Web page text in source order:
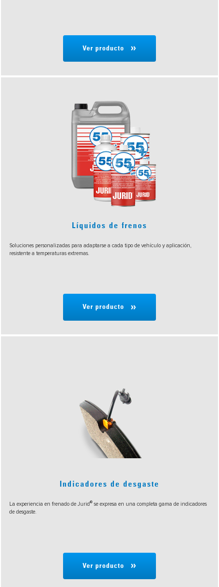
Ver producto
Líquidos de frenos
Soluciones personalizadas para adaptarse a cada tipo de vehículo y aplicación,
resistente a temperaturas extremas.
Ver producto
Indicadores de desgaste
La experiencia en frenado de Jurid® se expresa en una completa gama de indicadores
de desgaste.
Ver producto